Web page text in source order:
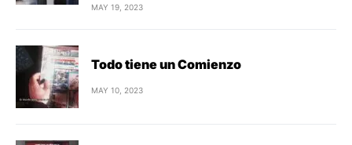
MAY 19, 2023
Todo tiene un Comienzo
MAY 10, 2023